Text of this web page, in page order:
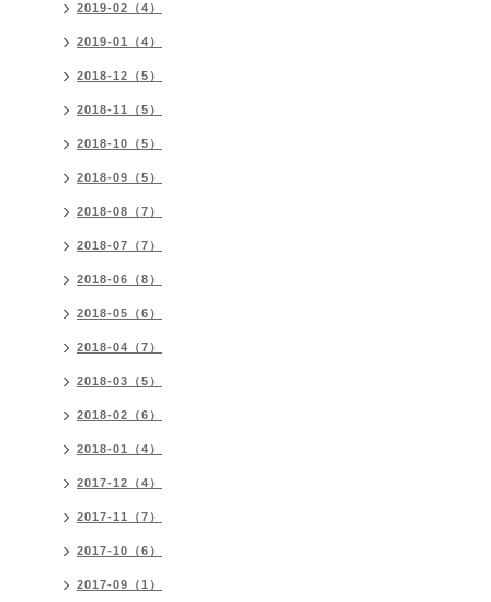
2019-02（4）
2019-01（4）
2018-12（5）
2018-11（5）
2018-10（5）
2018-09（5）
2018-08（7）
2018-07（7）
2018-06（8）
2018-05（6）
2018-04（7）
2018-03（5）
2018-02（6）
2018-01（4）
2017-12（4）
2017-11（7）
2017-10（6）
2017-09（1）